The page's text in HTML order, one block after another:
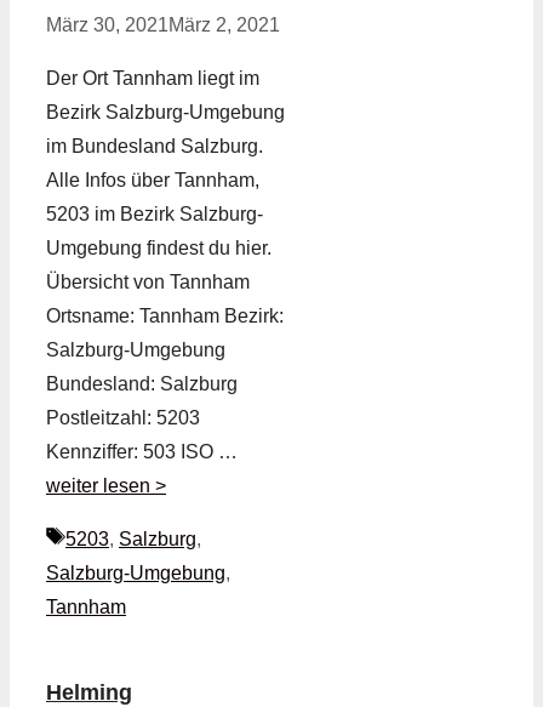
März 30, 2021März 2, 2021
Der Ort Tannham liegt im
Bezirk Salzburg-Umgebung
im Bundesland Salzburg.
Alle Infos über Tannham,
5203 im Bezirk Salzburg-
Umgebung findest du hier.
Übersicht von Tannham
Ortsname: Tannham Bezirk:
Salzburg-Umgebung
Bundesland: Salzburg
Postleitzahl: 5203
Kennziffer: 503 ISO …
weiter lesen >
Schlagwörter
5203, Salzburg,
Salzburg-Umgebung,
Tannham
Helming